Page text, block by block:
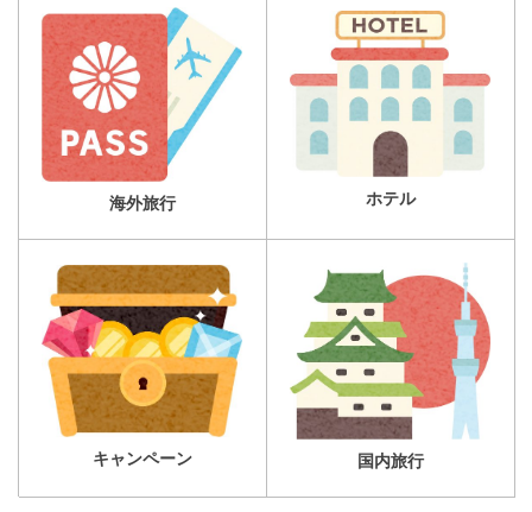
海外旅行 ホテル
キャンペーン 国内旅行